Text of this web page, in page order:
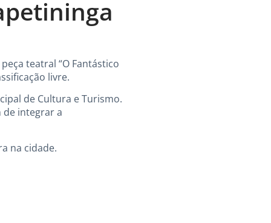
teatral “O Fantástico
livre.
de Cultura e Turismo.
integrar a
na cidade.